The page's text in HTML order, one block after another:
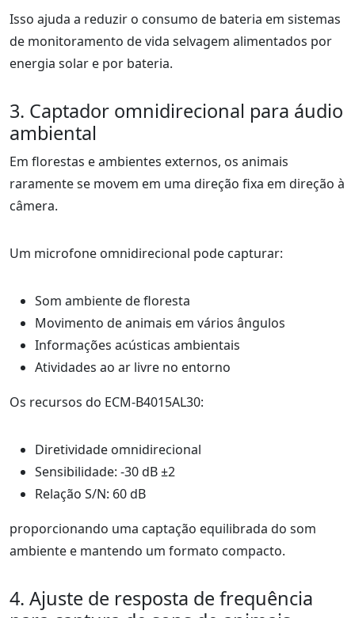
Isso ajuda a reduzir o consumo de bateria em sistemas
de monitoramento de vida selvagem alimentados por
energia solar e por bateria.
3. Captador omnidirecional para áudio
ambiental
Em florestas e ambientes externos, os animais
raramente se movem em uma direção fixa em direção à
câmera.
Um microfone omnidirecional pode capturar:
Som ambiente de floresta
Movimento de animais em vários ângulos
Informações acústicas ambientais
Atividades ao ar livre no entorno
Os recursos do ECM-B4015AL30:
Diretividade omnidirecional
Sensibilidade: -30 dB ±2
Relação S/N: 60 dB
proporcionando uma captação equilibrada do som
ambiente e mantendo um formato compacto.
4. Ajuste de resposta de frequência